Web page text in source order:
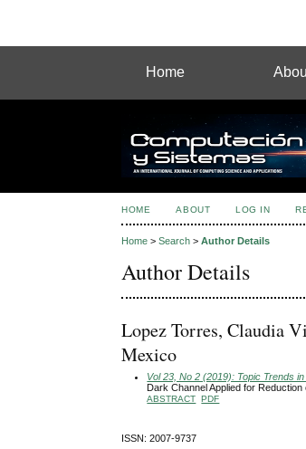
Home
HOME ABOUT LOG IN
Home >Search >Author Details
Author Details
Lopez Torres, Claudia
Mexico
Vol 23, No 2 (2019): Topic Trends
Dark Channel Applied for
ABSTRACT PDF
ISSN: 2007-9737